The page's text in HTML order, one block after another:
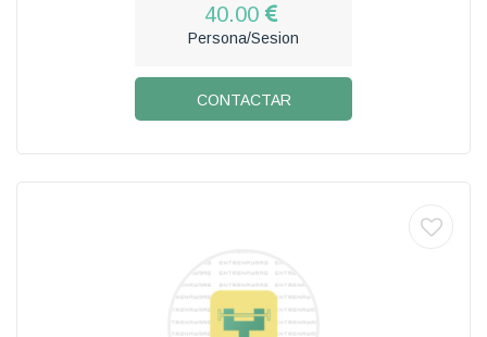
40.00
Persona/Sesion
CONTACTAR